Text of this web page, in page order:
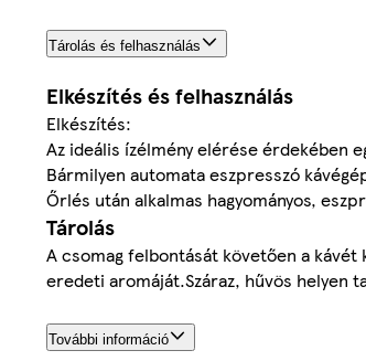
Tárolás és felhasználás
Elkészítés és felhasználás
Elkészítés:
Az ideális ízélmény elérése érdekében
Bármilyen automata eszpresszó
Őrlés után alkalmas hagyományos,
Tárolás
A csomag felbontását követően a
eredeti aromáját.Száraz, hűvös helyen
További információ